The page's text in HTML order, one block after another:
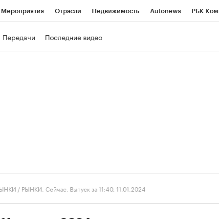
Мероприятия Отрасли Недвижимость Autonews РБК
Передачи Последние видео
/ РЫНКИ. Сейчас. Выпуск за 11:40, 11.01.2024